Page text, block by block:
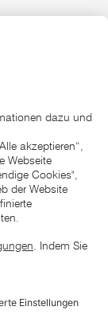
den letzten 30
Preis
sind die
zu verstehen